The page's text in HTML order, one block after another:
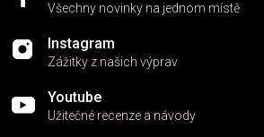
Všechny novinky na jednom místě
Instagram
Zážitky z našich výprav
Youtube
Užitečné recenze a návody